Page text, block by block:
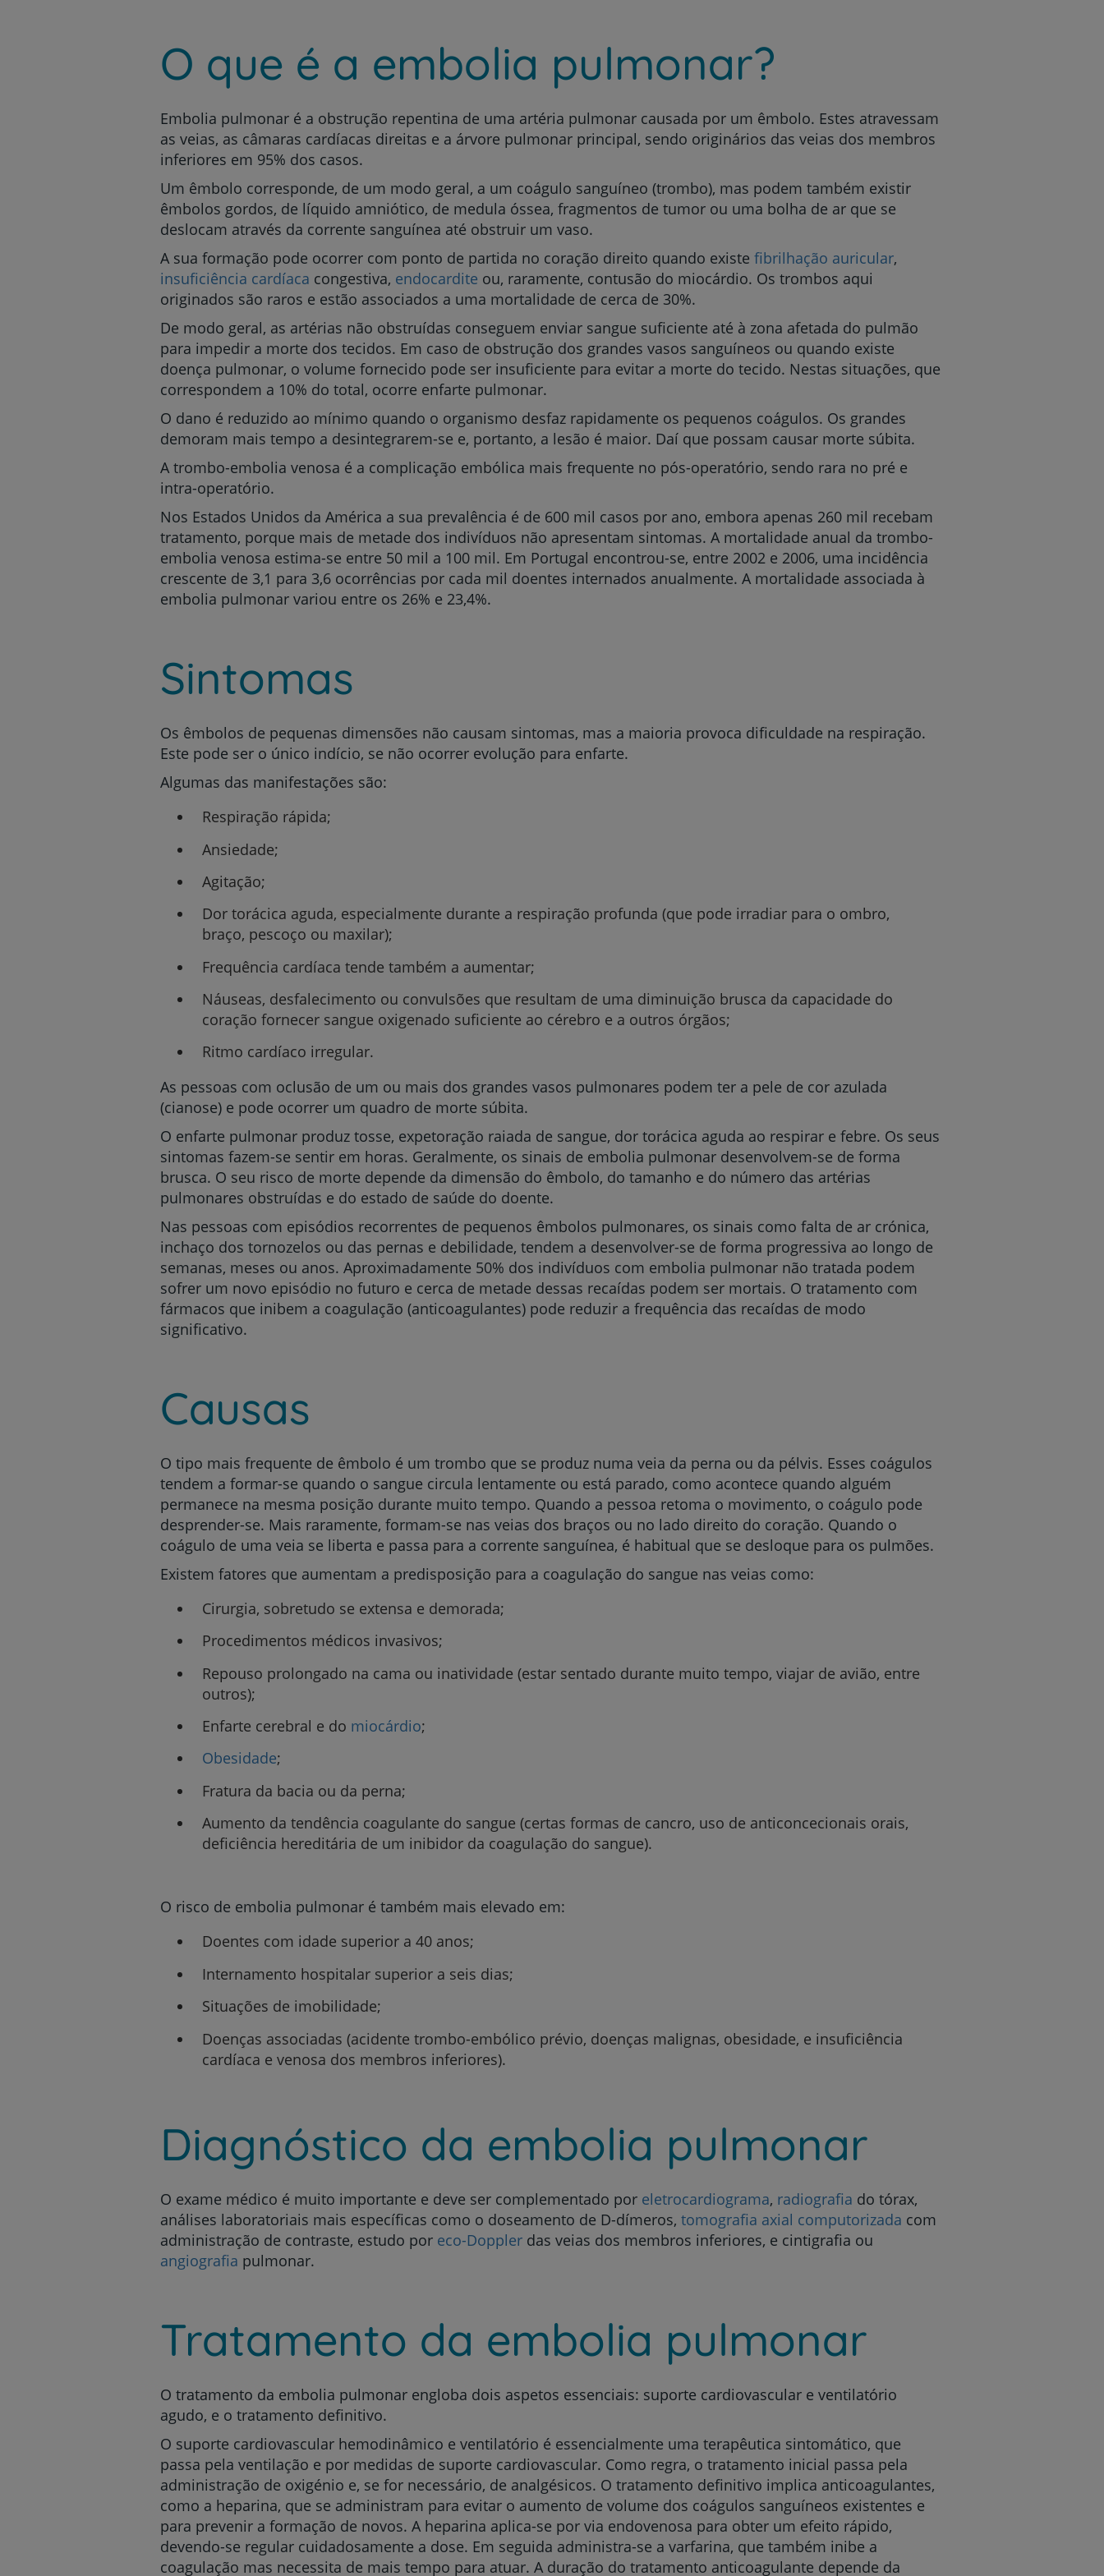
Prevenção e bem-estar
Grandes Áreas da Saúde
Plano +CUF
My CUF
Clientes e acompanhantes
CUF Academic Center
Para profissionais
Sobre nós
Contacte-nos
O que é a embolia pulmonar?
Embolia pulmonar é a obstrução repentina de uma artéria pulmonar causada por um êmbolo. Estes atravessam
as veias, as câmaras cardíacas direitas e a árvore pulmonar principal, sendo originários das veias dos membros
inferiores em 95% dos casos.
Um êmbolo corresponde, de um modo geral, a um coágulo sanguíneo (trombo), mas podem também existir
êmbolos gordos, de líquido amniótico, de medula óssea, fragmentos de tumor ou uma bolha de ar que se
deslocam através da corrente sanguínea até obstruir um vaso.
A sua formação pode ocorrer com ponto de partida no coração direito quando existe fibrilhação auricular,
insuficiência cardíaca congestiva, endocardite ou, raramente, contusão do miocárdio. Os trombos aqui
originados são raros e estão associados a uma mortalidade de cerca de 30%.
De modo geral, as artérias não obstruídas conseguem enviar sangue suficiente até à zona afetada do pulmão
para impedir a morte dos tecidos. Em caso de obstrução dos grandes vasos sanguíneos ou quando existe
doença pulmonar, o volume fornecido pode ser insuficiente para evitar a morte do tecido. Nestas situações, que
correspondem a 10% do total, ocorre enfarte pulmonar.
O dano é reduzido ao mínimo quando o organismo desfaz rapidamente os pequenos coágulos. Os grandes
demoram mais tempo a desintegrarem-se e, portanto, a lesão é maior. Daí que possam causar morte súbita.
A trombo-embolia venosa é a complicação embólica mais frequente no pós-operatório, sendo rara no pré e
intra-operatório.
Nos Estados Unidos da América a sua prevalência é de 600 mil casos por ano, embora apenas 260 mil recebam
tratamento, porque mais de metade dos indivíduos não apresentam sintomas. A mortalidade anual da trombo-
embolia venosa estima-se entre 50 mil a 100 mil. Em Portugal encontrou-se, entre 2002 e 2006, uma incidência
crescente de 3,1 para 3,6 ocorrências por cada mil doentes internados anualmente. A mortalidade associada à
embolia pulmonar variou entre os 26% e 23,4%.
Sintomas
Os êmbolos de pequenas dimensões não causam sintomas, mas a maioria provoca dificuldade na respiração.
Este pode ser o único indício, se não ocorrer evolução para enfarte.
Algumas das manifestações são:
Respiração rápida;
Ansiedade;
Agitação;
Dor torácica aguda, especialmente durante a respiração profunda (que pode irradiar para o ombro,
braço, pescoço ou maxilar);
Frequência cardíaca tende também a aumentar;
Náuseas, desfalecimento ou convulsões que resultam de uma diminuição brusca da capacidade do
coração fornecer sangue oxigenado suficiente ao cérebro e a outros órgãos;
Ritmo cardíaco irregular.
As pessoas com oclusão de um ou mais dos grandes vasos pulmonares podem ter a pele de cor azulada
(cianose) e pode ocorrer um quadro de morte súbita.
O enfarte pulmonar produz tosse, expetoração raiada de sangue, dor torácica aguda ao respirar e febre. Os seus
sintomas fazem-se sentir em horas. Geralmente, os sinais de embolia pulmonar desenvolvem-se de forma
brusca. O seu risco de morte depende da dimensão do êmbolo, do tamanho e do número das artérias
pulmonares obstruídas e do estado de saúde do doente.
Nas pessoas com episódios recorrentes de pequenos êmbolos pulmonares, os sinais como falta de ar crónica,
inchaço dos tornozelos ou das pernas e debilidade, tendem a desenvolver-se de forma progressiva ao longo de
semanas, meses ou anos. Aproximadamente 50% dos indivíduos com embolia pulmonar não tratada podem
sofrer um novo episódio no futuro e cerca de metade dessas recaídas podem ser mortais. O tratamento com
fármacos que inibem a coagulação (anticoagulantes) pode reduzir a frequência das recaídas de modo
significativo.
Causas
O tipo mais frequente de êmbolo é um trombo que se produz numa veia da perna ou da pélvis. Esses coágulos
tendem a formar-se quando o sangue circula lentamente ou está parado, como acontece quando alguém
permanece na mesma posição durante muito tempo. Quando a pessoa retoma o movimento, o coágulo pode
desprender-se. Mais raramente, formam-se nas veias dos braços ou no lado direito do coração. Quando o
coágulo de uma veia se liberta e passa para a corrente sanguínea, é habitual que se desloque para os pulmões.
Existem fatores que aumentam a predisposição para a coagulação do sangue nas veias como:
Cirurgia, sobretudo se extensa e demorada;
Procedimentos médicos invasivos;
Repouso prolongado na cama ou inatividade (estar sentado durante muito tempo, viajar de avião, entre
outros);
Enfarte cerebral e do miocárdio;
Obesidade;
Fratura da bacia ou da perna;
Aumento da tendência coagulante do sangue (certas formas de cancro, uso de anticoncecionais orais,
deficiência hereditária de um inibidor da coagulação do sangue).
O risco de embolia pulmonar é também mais elevado em:
Doentes com idade superior a 40 anos;
Internamento hospitalar superior a seis dias;
Situações de imobilidade;
Doenças associadas (acidente trombo-embólico prévio, doenças malignas, obesidade, e insuficiência
cardíaca e venosa dos membros inferiores).
Diagnóstico da embolia pulmonar
O exame médico é muito importante e deve ser complementado por eletrocardiograma, radiografia do tórax,
análises laboratoriais mais específicas como o doseamento de D-dímeros, tomografia axial computorizada com
administração de contraste, estudo por eco-Doppler das veias dos membros inferiores, e cintigrafia ou
angiografia pulmonar.
Tratamento da embolia pulmonar
O tratamento da embolia pulmonar engloba dois aspetos essenciais: suporte cardiovascular e ventilatório
agudo, e o tratamento definitivo.
O suporte cardiovascular hemodinâmico e ventilatório é essencialmente uma terapêutica sintomático, que
passa pela ventilação e por medidas de suporte cardiovascular. Como regra, o tratamento inicial passa pela
administração de oxigénio e, se for necessário, de analgésicos. O tratamento definitivo implica anticoagulantes,
como a heparina, que se administram para evitar o aumento de volume dos coágulos sanguíneos existentes e
para prevenir a formação de novos. A heparina aplica-se por via endovenosa para obter um efeito rápido,
devendo-se regular cuidadosamente a dose. Em seguida administra-se a varfarina, que também inibe a
coagulação mas necessita de mais tempo para atuar. A duração do tratamento anticoagulante depende da